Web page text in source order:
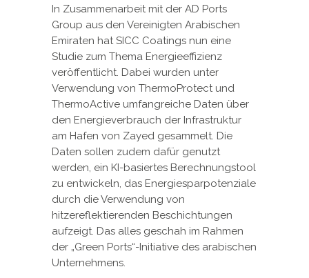
In Zusammenarbeit mit der AD Ports
Group aus den Vereinigten Arabischen
Emiraten hat SICC Coatings nun eine
Studie zum Thema Energieeffizienz
veröffentlicht. Dabei wurden unter
Verwendung von ThermoProtect und
ThermoActive umfangreiche Daten über
den Energieverbrauch der Infrastruktur
am Hafen von Zayed gesammelt. Die
Daten sollen zudem dafür genutzt
werden, ein KI-basiertes Berechnungstool
zu entwickeln, das Energiesparpotenziale
durch die Verwendung von
hitzereflektierenden Beschichtungen
aufzeigt. Das alles geschah im Rahmen
der „Green Ports“-Initiative des arabischen
Unternehmens.